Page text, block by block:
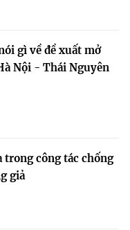
gì về đề xuất mở
Nội - Thái Nguyên
trong công tác chống
giả